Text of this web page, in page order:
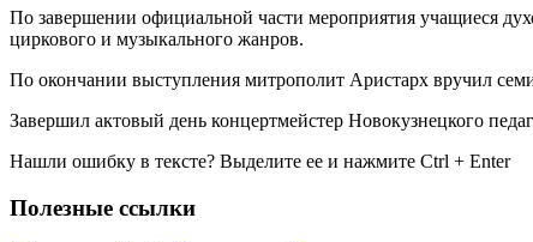
По завершении официальной части мероприятия учащиеся
циркового и музыкального жанров.
По окончании выступления митрополит Аристарх вручил
Завершил актовый день концертмейстер Новокузнецкого
Нашли ошибку в тексте? Выделите ее и нажмите Ctrl + Enter
Полезные ссылки